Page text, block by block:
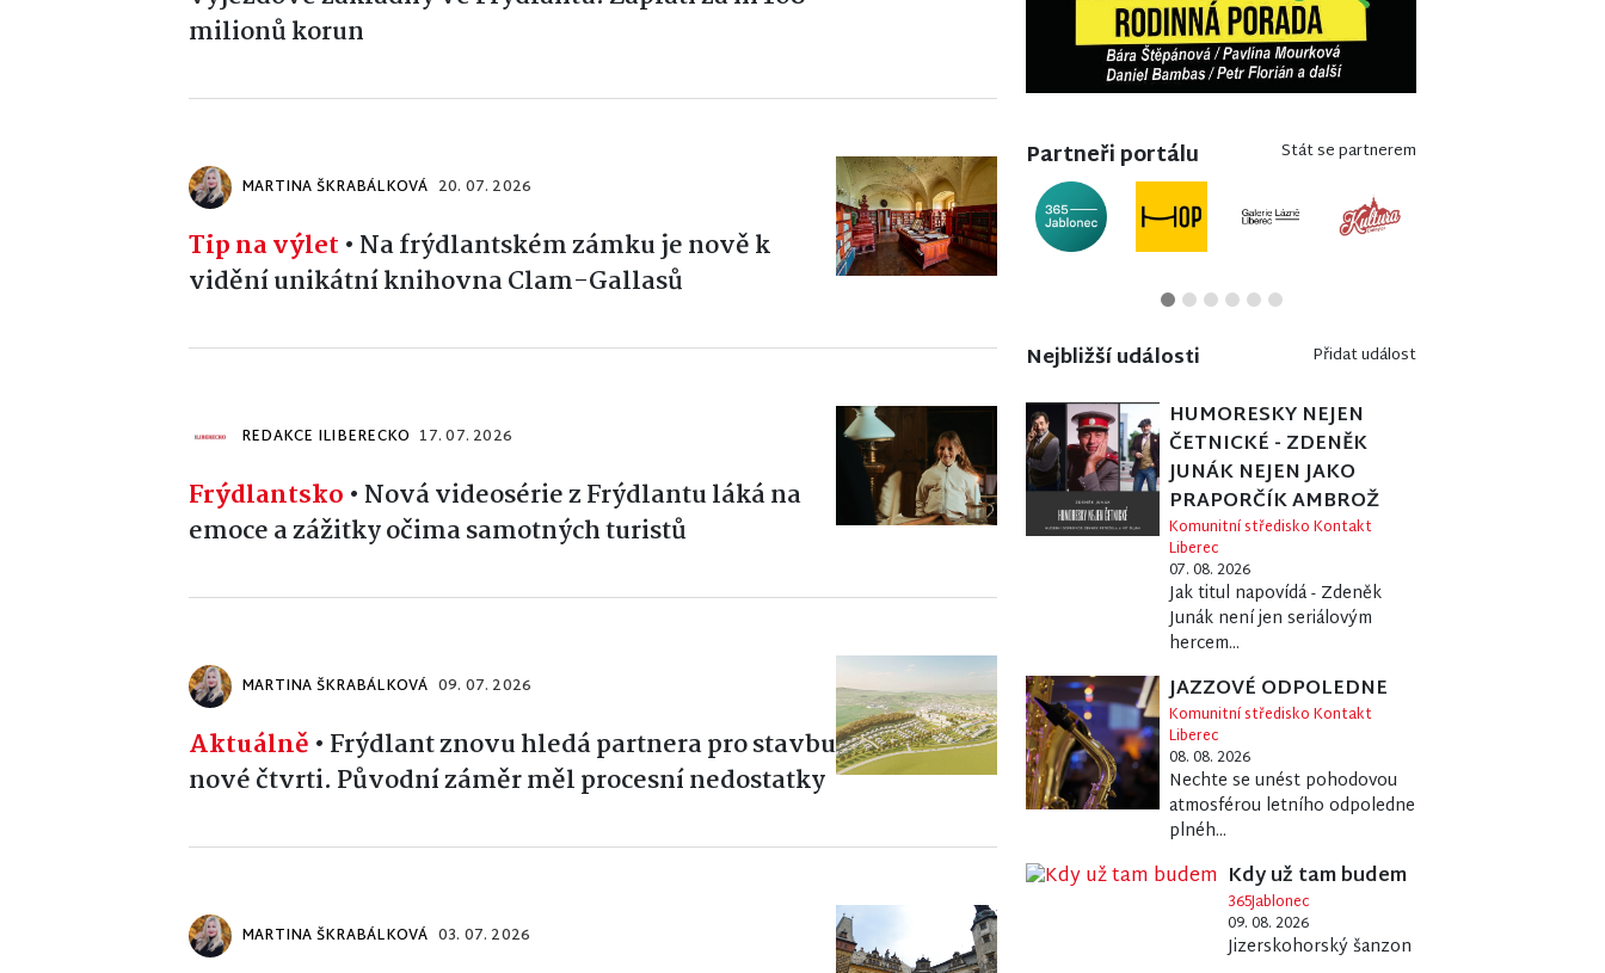
milionů korun
MARTINA ŠKRABÁLKOVÁ 20. 07. 2026
Tip na výlet • Na frýdlantském zámku je nově k
vidění unikátní knihovna Clam-Gallasů
REDAKCE ILIBERECKO 17. 07. 2026
Frýdlantsko • Nová videosérie z Frýdlantu láká na
emoce a zážitky očima samotných turistů
MARTINA ŠKRABÁLKOVÁ 09. 07. 2026
Aktuálně • Frýdlant znovu hledá partnera pro stavbu
nové čtvrti. Původní záměr měl procesní nedostatky
MARTINA ŠKRABÁLKOVÁ 03. 07. 2026
Partneři portálu Stát se partnerem
Nejbližší události Přidat událost
HUMORESKY NEJEN
ČETNICKÉ - ZDENĚK
JUNÁK NEJEN JAKO
PRAPORČÍK AMBROŽ
Komunitní středisko Kontakt
Liberec
07. 08. 2026
Jak titul napovídá - Zdeněk
Junák není jen seriálovým
hercem...
JAZZOVÉ ODPOLEDNE
Komunitní středisko Kontakt
Liberec
08. 08. 2026
Nechte se unést pohodovou
atmosférou letního odpoledne
plnéh...
Kdy už tam budem
365Jablonec
09. 08. 2026
Jizerskohorský šanzon